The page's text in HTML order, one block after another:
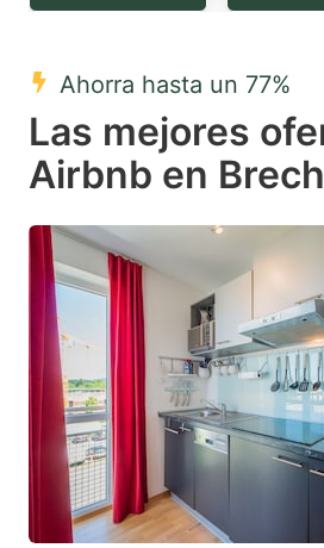
question
key
to
get
keyboard
shortcuts
for
changing
dates.
Ahorra hasta un 77%
Las mejores
Airbnb en